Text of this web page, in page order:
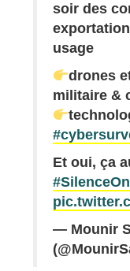
soir des
usage
drones
militaire &
Et oui, ça
— Mounir